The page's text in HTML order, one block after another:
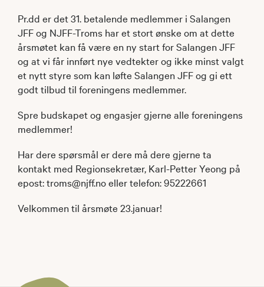
Pr.dd er det 31. betalende medlemmer i Salangen
JFF og NJFF-Troms har et stort ønske om at dette
årsmøtet kan få være en ny start for Salangen JFF
og at vi får innført nye vedtekter og ikke minst valgt
et nytt styre som kan løfte Salangen JFF og gi ett
godt tilbud til foreningens medlemmer.
Spre budskapet og engasjer gjerne alle foreningens
medlemmer!
Har dere spørsmål er dere må dere gjerne ta
kontakt med Regionsekretær, Karl-Petter Yeong på
epost: troms@njff.no eller telefon: 95222661
Velkommen til årsmøte 23.januar!